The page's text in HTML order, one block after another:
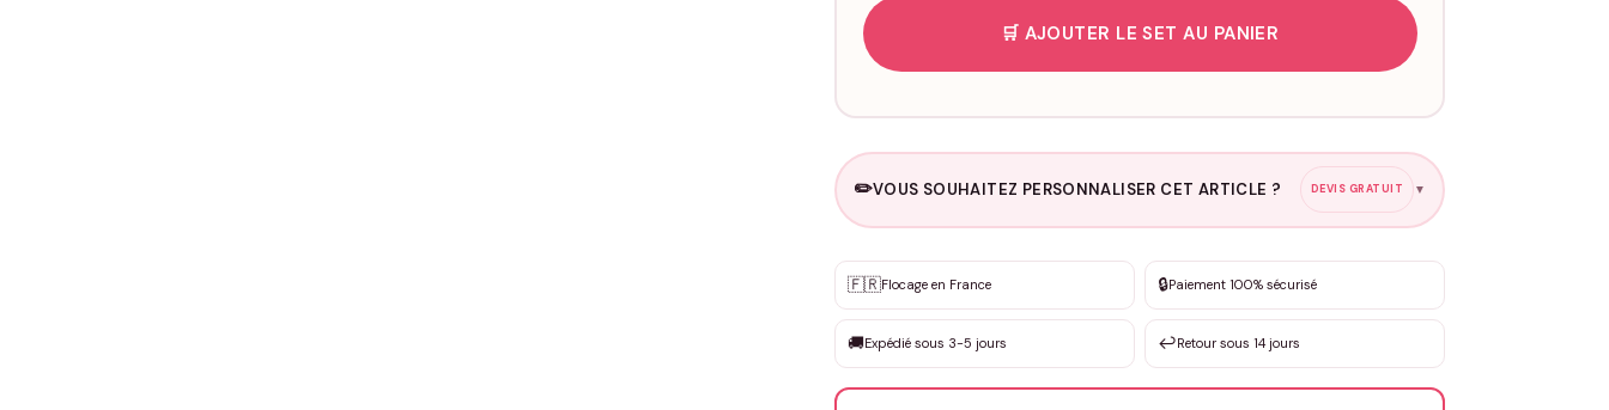
🛒 AJOUTER LE SET AU PANIER
✏️VOUS SOUHAITEZ PERSONNALISER CET ARTICLE ? DEVIS GRATUIT ▼
✨ Personnalisation sur mesure
DEVIS GRATUIT · Personnalisation de 3 à 10€ selon la demande
Que souhaitez-vous ?
🇫🇷Flocage en France 🔒Paiement 100% sécurisé
🚚Expédié sous 3-5 jours ↩️Retour sous 14 jours